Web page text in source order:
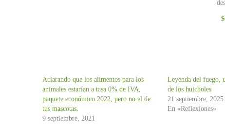
$
Aclarando que los alimentos para los
animales estarían a tasa 0% de IVA,
paquete económico 2022, pero no el de
tus mascotas.
9 septiembre, 2021
Leyenda del fuego,
de los huicholes
21 septiembre, 2025
En «Reflexiones»